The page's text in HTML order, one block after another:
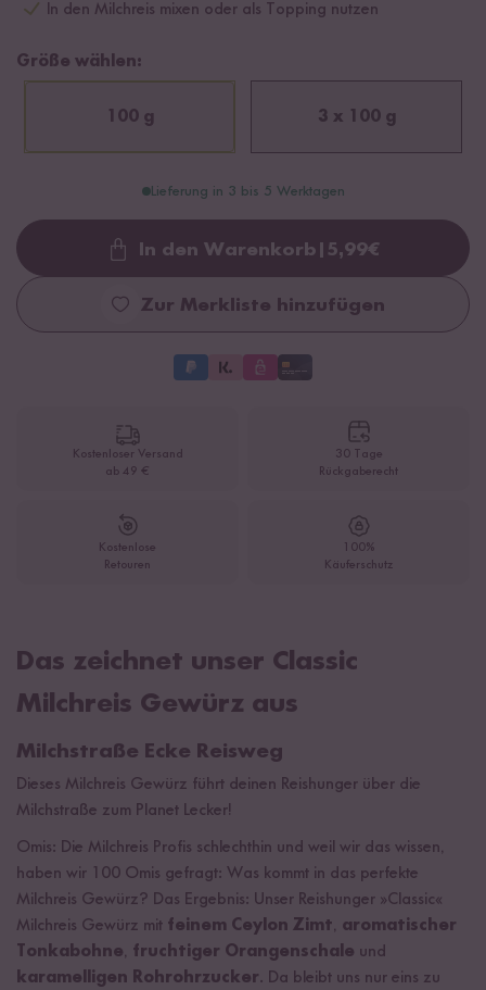
In den Milchreis mixen oder als Topping nutzen
Größe wählen:
100 g 3 x 100 g
Lieferung in 3 bis 5 Werktagen
Loading...
In den Warenkorb 5,99€
Zur Merkliste hinzufügen
Kostenloser Versand
ab 49 €
30 Tage
Rückgaberecht
Kostenlose
Retouren
100%
Käuferschutz
Das zeichnet unser Classic
Milchreis Gewürz aus
Milchstraße Ecke Reisweg
Dieses Milchreis Gewürz führt deinen Reishunger über die
Milchstraße zum Planet Lecker!
Omis: Die Milchreis Profis schlechthin und weil wir das wissen,
haben wir 100 Omis gefragt: Was kommt in das perfekte
Milchreis Gewürz? Das Ergebnis: Unser Reishunger »Classic«
Milchreis Gewürz mit feinem Ceylon Zimt, aromatischer
Tonkabohne, fruchtiger Orangenschale und
karamelligen Rohrohrzucker. Da bleibt uns nur eins zu